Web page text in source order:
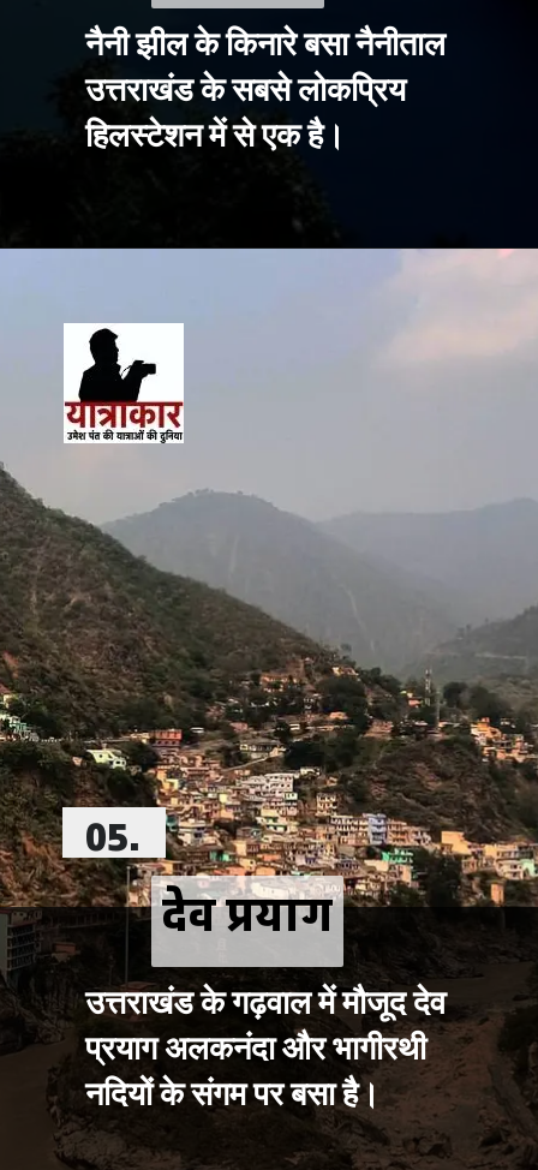
नैनी झील के किनारे बसा नैनीताल
उत्तराखंड के सबसे लोकप्रिय
हिलस्टेशन में से एक है।
देव प्रयाग
देव प्रयाग
उत्तराखंड के गढ़वाल में मौजूद देव
प्रयाग अलकनंदा और भागीरथी
नदियों के संगम पर बसा है।
05.